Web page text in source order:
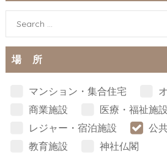
場 所
マンション・集合住宅
商業施設
医療・福祉施設
レジャー・宿泊施設
公
教育施設
神社仏閣